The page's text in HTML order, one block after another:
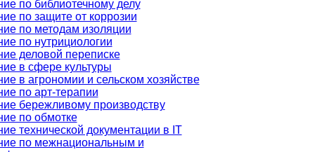
по библиотечному делу
по защите от коррозии
по методам изоляции
по нутрициологии
деловой переписке
в сфере культуры
в агрономии и сельском хозяйстве
по арт-терапии
бережливому производству
по обмотке
технической документации в IT
по межнациональным и